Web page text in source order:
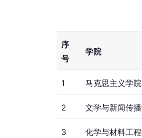
序
号
学院
1 马克思主义学院
2 文学与新闻传
3 化学与材料工